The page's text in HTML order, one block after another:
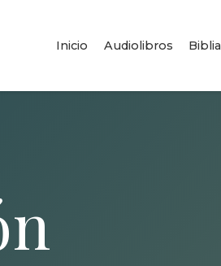
Inicio Audiolibros Biblia